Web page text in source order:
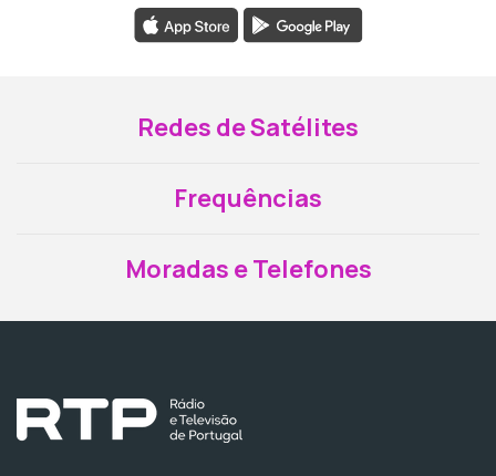
Redes de Satélites
Frequências
Moradas e Telefones